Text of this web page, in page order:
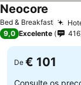
Bed & Breakfast
Neocore
9,0 Excelente 416
De € 101
Consulte os